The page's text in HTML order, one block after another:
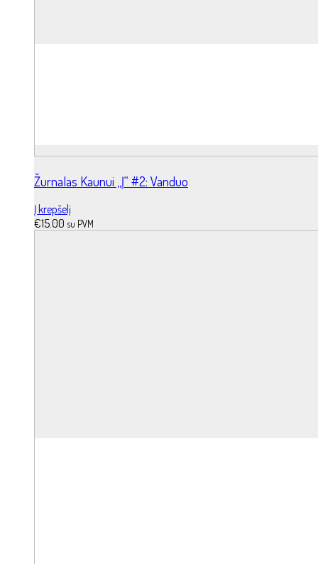
Žurnalas Kaunui „Į“ #2: Vanduo
Į krepšelį
€15.00 su PVM